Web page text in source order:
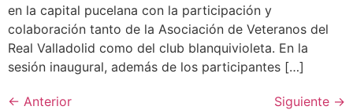
en la capital pucelana con la participación y
colaboración tanto de la Asociación de Veteranos del
Real Valladolid como del club blanquivioleta. En la
sesión inaugural, además de los participantes […]
← Anterior Siguiente →